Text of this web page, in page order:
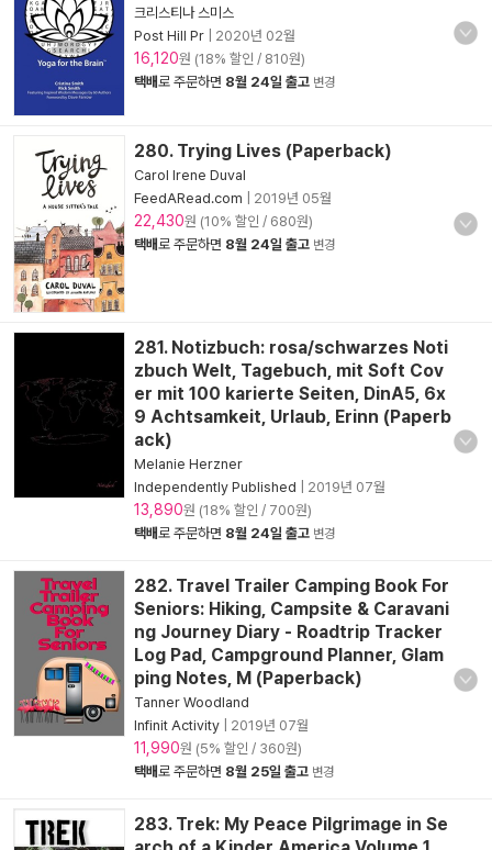
크리스티나 스미스
Post Hill Pr
2020년 02월
16,120원 (18% 할인 / 810원)
택배로 주문하면 8월 24일 출고 변경
280. Trying Lives (Paperback)
Carol Irene Duval
FeedARead.com
2019년 05월
22,430원 (10% 할인 / 680원)
택배로 주문하면 8월 24일 출고 변경
281. Notizbuch: rosa/schwarzes Noti
zbuch Welt, Tagebuch, mit Soft Cov
er mit 100 karierte Seiten, DinA5, 6x
9 Achtsamkeit, Urlaub, Erinn (Paperb
ack)
Melanie Herzner
Independently Published
2019년 07월
13,890원 (18% 할인 / 700원)
택배로 주문하면 8월 24일 출고 변경
282. Travel Trailer Camping Book For
Seniors: Hiking, Campsite & Caravani
ng Journey Diary - Roadtrip Tracker
Log Pad, Campground Planner, Glam
ping Notes, M (Paperback)
Tanner Woodland
Infinit Activity
2019년 07월
11,990원 (5% 할인 / 360원)
택배로 주문하면 8월 25일 출고 변경
283. Trek: My Peace Pilgrimage in Se